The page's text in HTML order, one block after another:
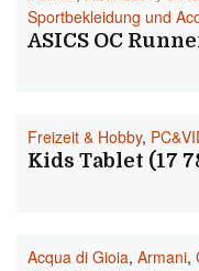
Sportbekleidung und
ASICS OC
Freizeit & Hobby,
Kids Tablet (17
Acqua di Gioia, Armani,